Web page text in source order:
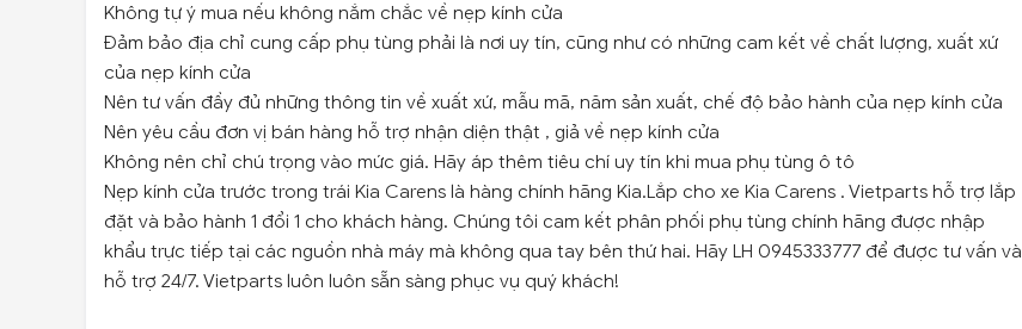
Không tự ý mua nếu không nắm chắc về nẹp kính cửa
Đảm bảo địa chỉ cung cấp phụ tùng phải là nơi uy tín, cũng như có những cam kết về chất lượng, xuất xứ
của nẹp kính cửa
Nên tư vấn đầy đủ những thông tin về xuất xứ, mẫu mã, năm sản xuất, chế độ bảo hành của nẹp kính cửa
Nên yêu cầu đơn vị bán hàng hỗ trợ nhận diện thật , giả về nẹp kính cửa
Không nên chỉ chú trọng vào mức giá. Hãy áp thêm tiêu chí uy tín khi mua phụ tùng ô tô
Nẹp kính cửa trước trong trái Kia Carens là hàng chính hãng Kia.Lắp cho xe Kia Carens . Vietparts hỗ trợ lắp
đặt và bảo hành 1 đổi 1 cho khách hàng. Chúng tôi cam kết phân phối phụ tùng chính hãng được nhập
khẩu trực tiếp tại các nguồn nhà máy mà không qua tay bên thứ hai. Hãy LH 0945333777 để được tư vấn và
hỗ trợ 24/7. Vietparts luôn luôn sẵn sàng phục vụ quý khách!